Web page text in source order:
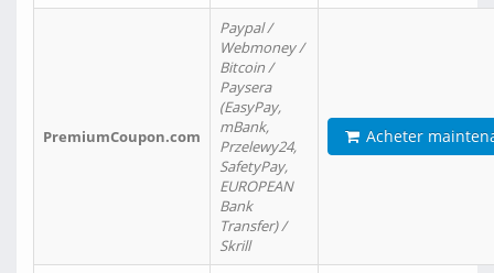
PremiumCoupon.com
Paypal /
Webmoney /
Bitcoin /
Paysera
(EasyPay,
mBank,
Przelewy24,
SafetyPay,
EUROPEAN
Bank
Transfer) /
Skrill
Acheter